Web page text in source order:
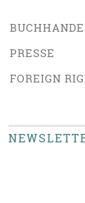
PRESSE
FOREIGN